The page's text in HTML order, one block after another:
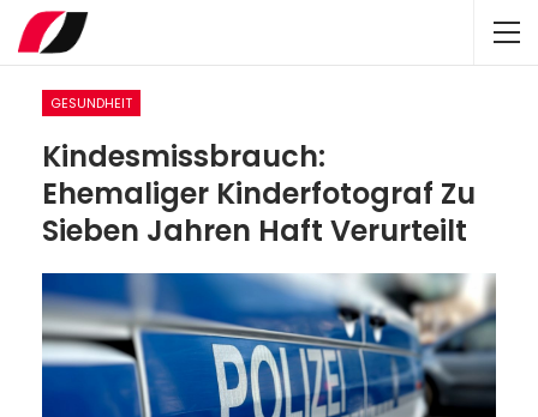
GESUNDHEIT
Kindesmissbrauch:
Ehemaliger Kinderfotograf Zu
Sieben Jahren Haft Verurteilt